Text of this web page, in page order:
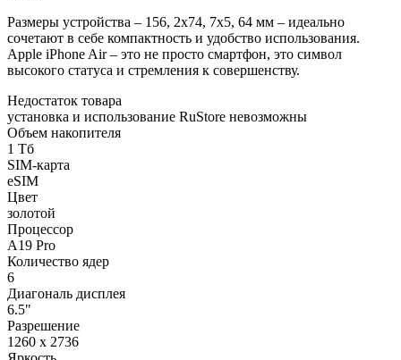
Размеры устройства – 156, 2х74, 7х5, 64 мм – идеально
сочетают в себе компактность и удобство использования.
Apple iPhone Air – это не просто смартфон, это символ
высокого статуса и стремления к совершенству.
Недостаток товара
установка и использование RuStore невозможны
Объем накопителя
1 Тб
SIM-карта
eSIM
Цвет
золотой
Процессор
A19 Pro
Количество ядер
6
Диагональ дисплея
6.5"
Разрешение
1260 x 2736